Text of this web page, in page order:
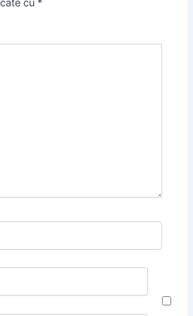
cu *